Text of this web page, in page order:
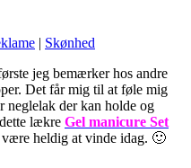
| Skønhed
jeg bemærker hos andre
Det får mig til at føle mig
neglelak der kan holde og
lækre Gel manicure Set
være heldig at vinde idag. 🙂